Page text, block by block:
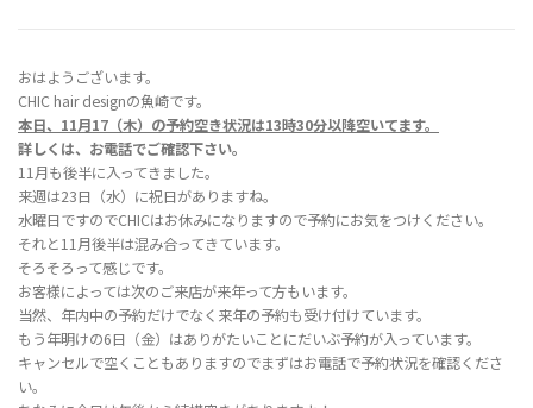
おはようございます。
CHIC hair designの魚崎です。
本日、11月17（木） の予約空き状況は13時30分以降空いてます。
詳しくは、お電話でご確認下さい。
11月も後半に入ってきました。
来週は23日（水）に祝日がありますね。
水曜日ですのでCHICはお休みになりますので予約にお気をつけください。
それと11月後半は混み合ってきています。
そろそろって感じです。
お客様によっては次のご来店が来年って方もいます。
当然、年内中の予約だけでなく来年の予約も受け付けています。
もう年明けの6日（金）はありがたいことにだいぶ予約が入っています。
キャンセルで空くこともありますのでまずはお電話で予約状況を確認くださ
い。